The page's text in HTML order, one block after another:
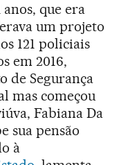
que era
um projeto
121 policiais
em 2016,
de Segurança
mas começou
Fabiana Da
sua pensão
à